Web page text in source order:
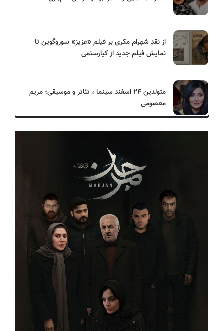
از نقدِ شهرام مکری بر فیلم «عزیز» سوروگوین تا
نمایش فیلم جدید از کیارستمی
متولدین ۲۴ اسفند سینما ، تئاتر و موسیقی؛ مریم
معصومی